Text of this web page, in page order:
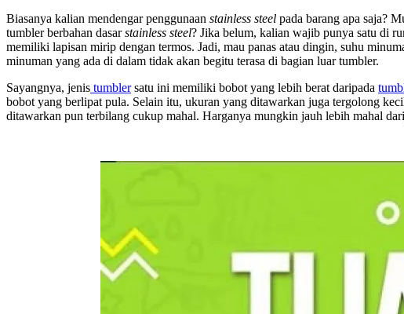
Biasanya kalian mendengar penggunaan stainless steel pada barang apa saja?
tumbler berbahan dasarstainless steel? Jika belum, kalian wajib punya satu di
memiliki lapisan mirip dengan termos. Jadi, mau panas atau dingin, suhu
minuman yang ada di dalam tidak akan begitu terasa di bagian luar tumbler.
Sayangnya, jenis tumblersatu ini memiliki bobot yang lebih berat daripada
bobot yang berlipat pula. Selain itu, ukuran yang ditawarkan juga tergolong
ditawarkan pun terbilang cukup mahal. Harganya mungkin jauh lebih mahal